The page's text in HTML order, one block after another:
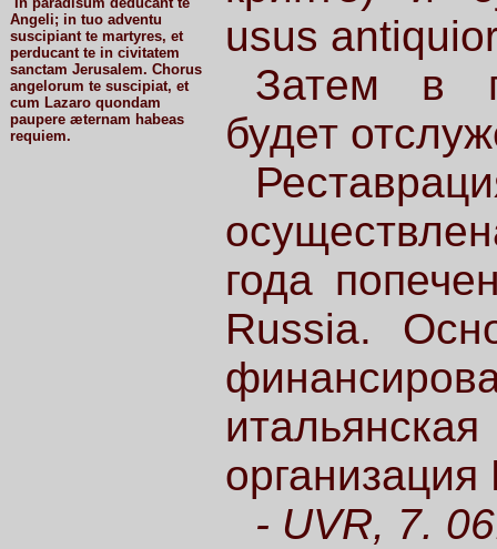
Angeli; in tuo adventu
suscipiant te martyres, et
perducant te in civitatem
sanctam Jerusalem. Chorus
angelorum te suscipiat, et
cum Lazaro quondam
paupere æternam habeas
requiem.
usus
Затем в
будет
года
Russia.
- UVR, 7.